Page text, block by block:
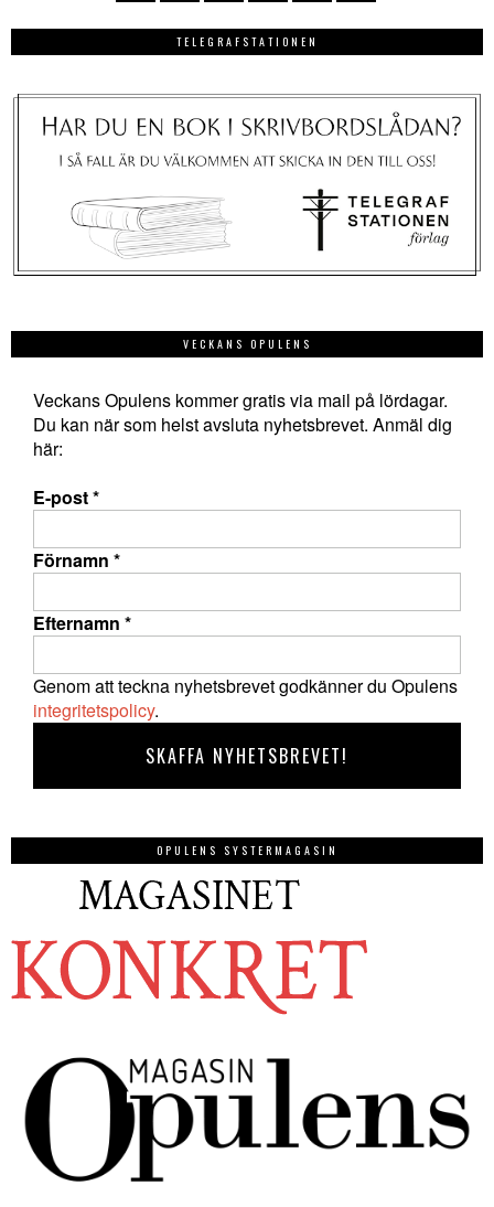
TELEGRAFSTATIONEN
VECKANS OPULENS
Veckans Opulens kommer gratis via mail på lördagar.
Du kan när som helst avsluta nyhetsbrevet. Anmäl dig
här:
E-post*
Förnamn *
Efternamn *
Genom att teckna nyhetsbrevet godkänner du Opulens
integritetspolicy.
OPULENS SYSTERMAGASIN